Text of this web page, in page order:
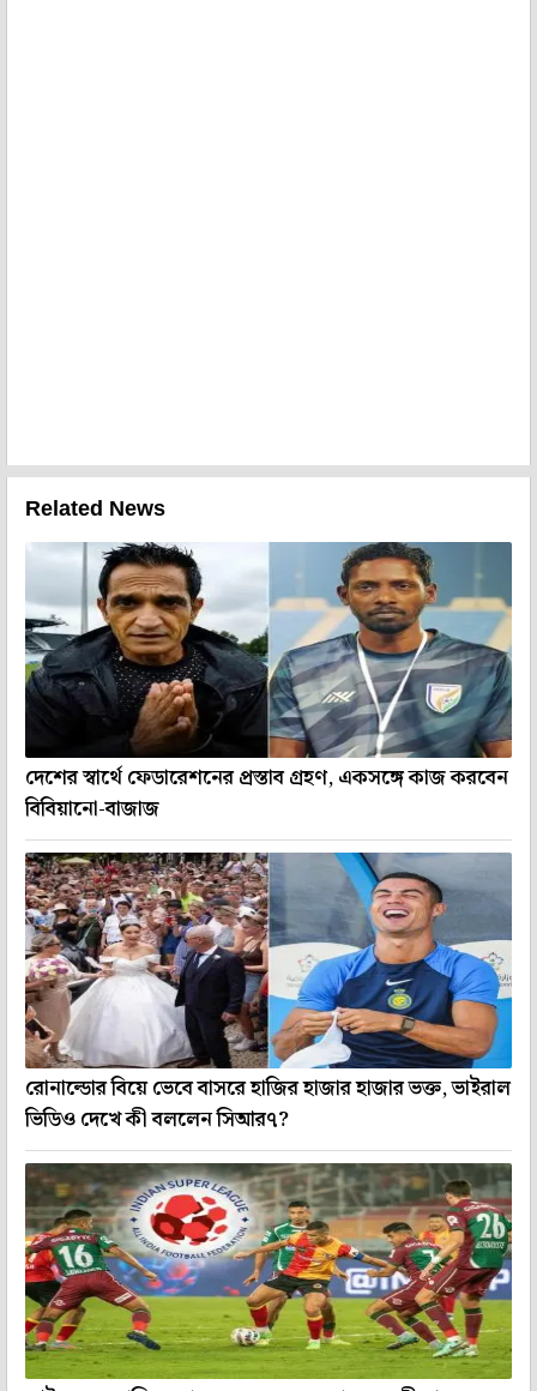
Related News
দেশের স্বার্থে ফেডারেশনের প্রস্তাব গ্রহণ, একসঙ্গে কাজ করবেন
বিবিয়ানো-বাজাজ
রোনাল্ডোর বিয়ে ভেবে বাসরে হাজির হাজার হাজার ভক্ত, ভাইরাল
ভিডিও দেখে কী বললেন সিআর৭?